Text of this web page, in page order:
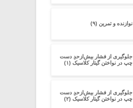
نوازنده و تمرین (۹)
جلوگیری از فشار بیش‌از‌حدِ دست
چپ در نواختن گیتار کلاسیک (۱)
جلوگیری از فشار بیش‌از‌حدِ دست
چپ در نواختن گیتار کلاسیک (۲)